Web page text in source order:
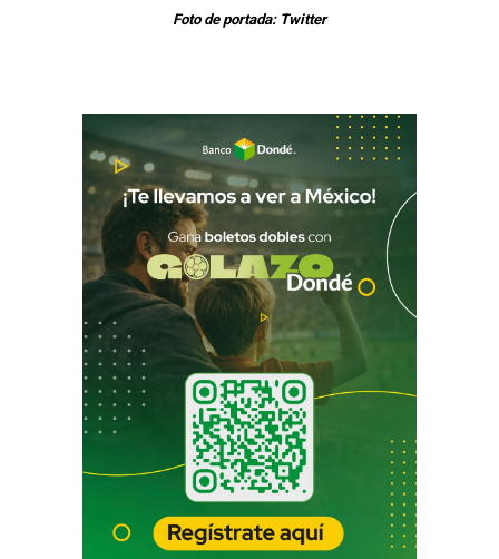
Foto de portada: Twitter